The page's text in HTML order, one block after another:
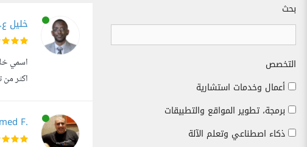
بحث
التخصص
أعمال وخدمات استشارية
برمجة، تطوير المواقع والتطبيقات
ذكاء اصطناعي وتعلم الآلة
خليل ع.
اسمي
F.